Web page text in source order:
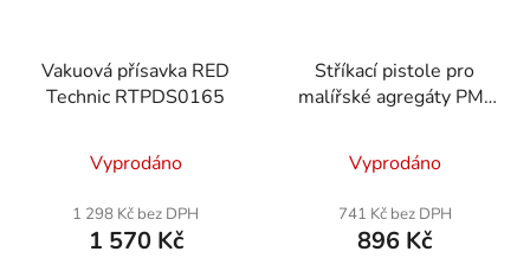
Vakuová přísavka RED
Technic RTPDS0165
Vyprodáno
1 298 Kč bez DPH
1 570 Kč
Stříkací pistole pro
malířské agregáty PM-
1500M
Vyprodáno
741 Kč bez DPH
896 Kč